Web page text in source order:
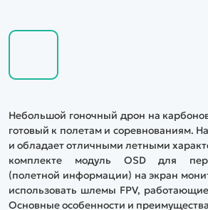
Небольшой гоночный дрон на
готовый к полетам и соревнованиям.
и обладает отличными летными
комплекте модуль OSD для
(полетной информации) на экран
использовать шлемы FPV,
Основные особенности и